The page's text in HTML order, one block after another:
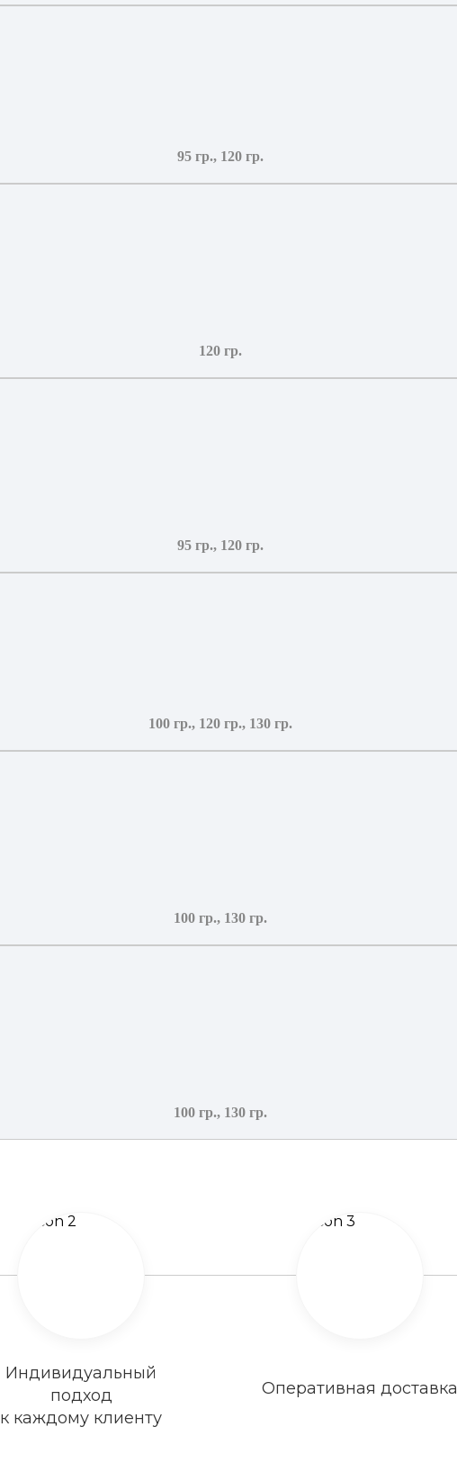
95 гр., 120 гр.
120 гр.
95 гр., 120 гр.
100 гр., 120 гр., 130 гр.
100 гр., 130 гр.
100 гр., 130 гр.
Индивидуальный
подход
к каждому клиенту
Оперативная доставка